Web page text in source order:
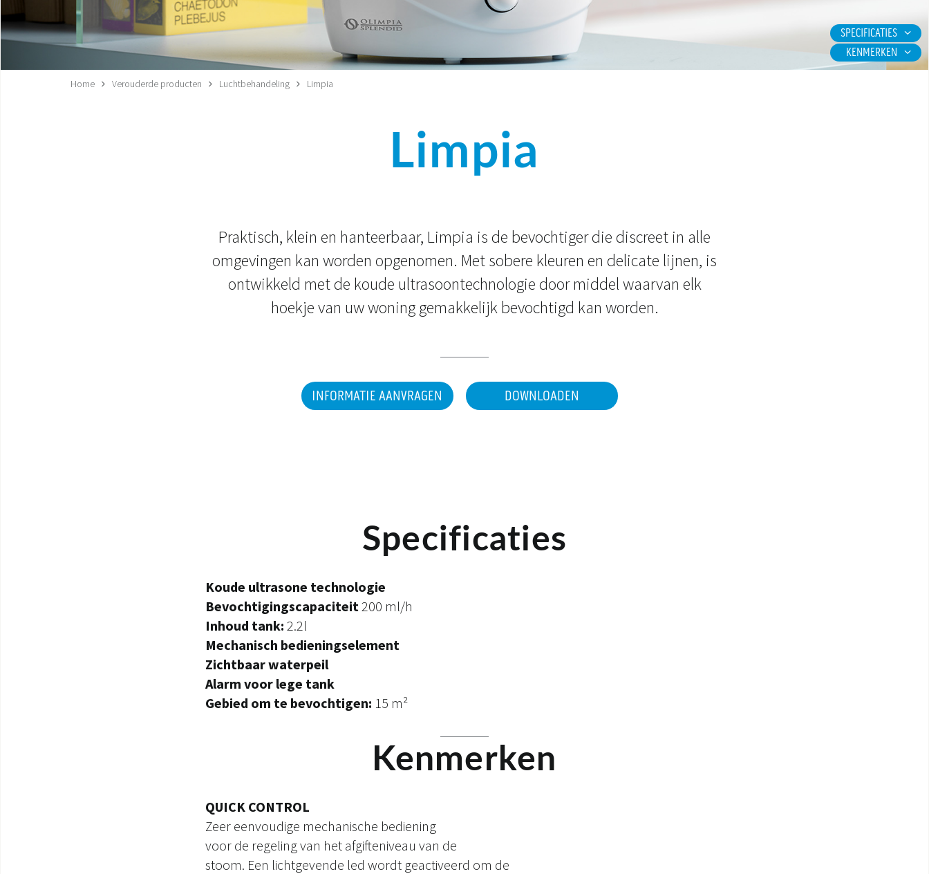
SPECIFICATIES
KENMERKEN
Home Verouderde producten Luchtbehandeling Limpia
Limpia
Praktisch, klein en hanteerbaar, Limpia is de bevochtiger die discreet in alle
omgevingen kan worden opgenomen. Met sobere kleuren en delicate lijnen, is
ontwikkeld met de koude ultrasoontechnologie door middel waarvan elk
hoekje van uw woning gemakkelijk bevochtigd kan worden.
INFORMATIE AANVRAGEN DOWNLOADEN
Specificaties
Koude ultrasone technologie
Bevochtigingscapaciteit200 ml/h
Inhoud tank: 2.2l
Mechanisch bedieningselement
Zichtbaar waterpeil
Alarm voor lege tank
Gebied om te bevochtigen: 15 m²
Kenmerken
QUICK CONTROL
Zeer eenvoudige mechanische bediening
voor de regeling van het afgifteniveau van de
stoom. Een lichtgevende led wordt geactiveerd om de